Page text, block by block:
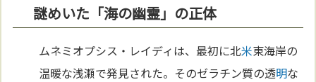
謎めいた「海の幽霊」の正体
ムネミオプシス・レイディは、最初に北米東海岸の
温暖な浅瀬で発見された。そのゼラチン質の透明な